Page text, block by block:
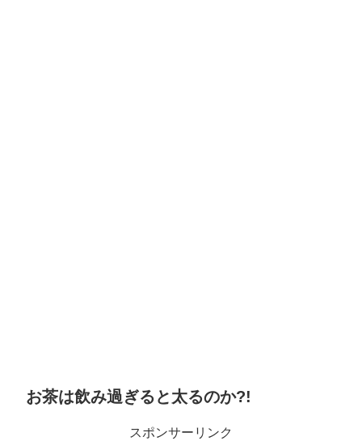
お茶は飲み過ぎると太るのか?!
スポンサーリンク